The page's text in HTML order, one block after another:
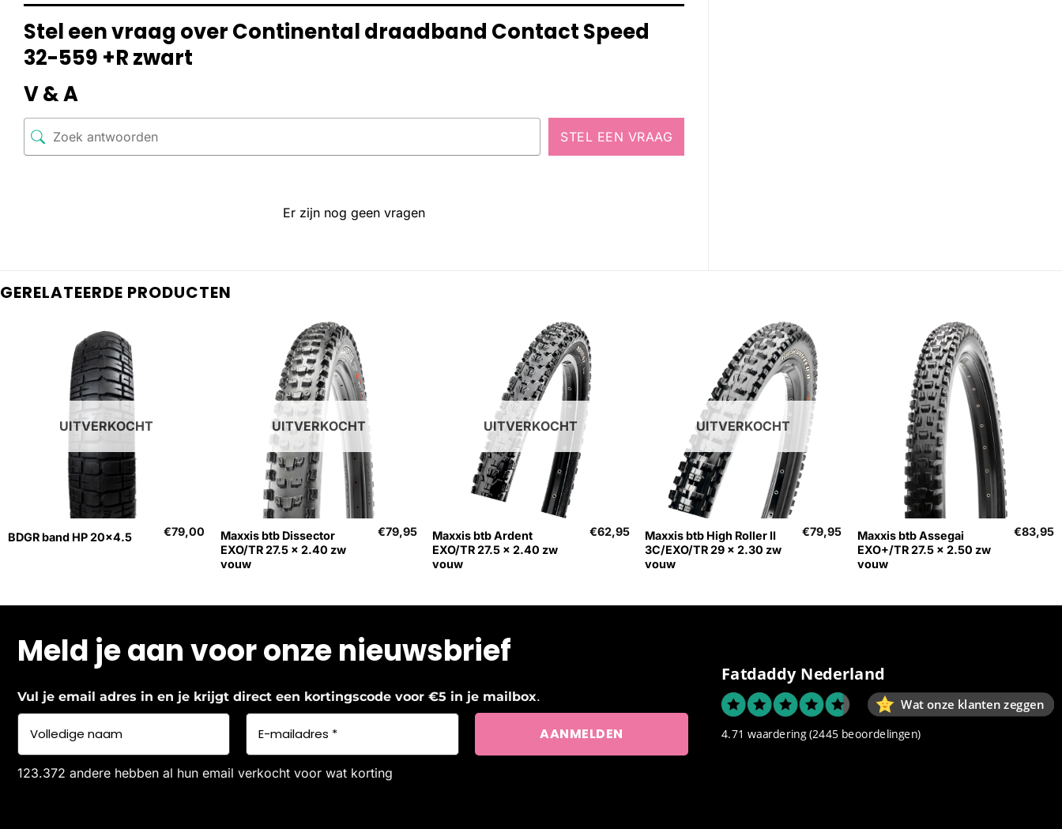
Stel een vraag over Continental draadband Contact Speed
32-559 +R zwart
V & A
STEL EEN VRAAG
Er zijn nog geen vragen
GERELATEERDE PRODUCTEN
UITVERKOCHT
BDGR band HP 20×4.5 €79,00
UITVERKOCHT
Maxxis btb Dissector
EXO/TR 27.5 x 2.40 zw
vouw
€79,95
UITVERKOCHT
Maxxis btb Ardent
EXO/TR 27.5 x 2.40 zw
vouw
€62,95
+
UITVERKOCHT
Maxxis btb High Roller II
3C/EXO/TR 29 x 2.30 zw
vouw
€79,95
Maxxis btb Assegai
EXO+/TR 27.5 x 2.50 zw
vouw
€83,95
Meld je aan voor onze nieuwsbrief
Vul je email adres in en je krijgt direct een kortingscode voor €5 in je mailbox.
123.372 andere hebben al hun email verkocht voor wat korting
Fatdaddy Nederland
Wat onze klanten zeggen
4.71 waardering (2445 beoordelingen)